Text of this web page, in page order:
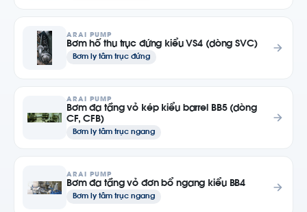
ARAI PUMP
Bơm hố thu trục đứng kiểu VS4 (dòng SVC)
Bơm ly tâm trục đứng
ARAI PUMP
Bơm đa tầng vỏ kép kiểu barrel BB5 (dòng
CF, CFB)
Bơm ly tâm trục ngang
ARAI PUMP
Bơm đa tầng vỏ đơn bổ ngang kiểu BB4
Bơm ly tâm trục ngang